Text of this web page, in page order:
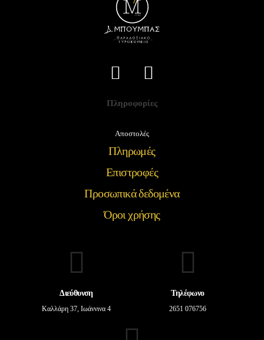
Πληροφορίες
Αποστολές
Πληρωμές
Επιστροφές
Προσωπικά δεδομένα
Όροι χρήσης
Διεύθυνση
Καλλάρη 37, Ιωάννινα 4
Τηλέφωνο
2651 076756